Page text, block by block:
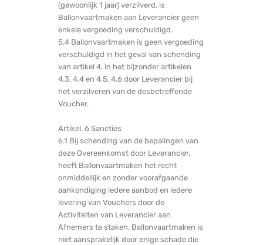
(gewoonlijk 1 jaar) verzilverd, is
Ballonvaartmaken aan Leverancier geen
enkele vergoeding verschuldigd.
5.4 Ballonvaartmaken is geen vergoeding
verschuldigd in het geval van schending
van artikel 4, in het bijzonder artikelen
4.3, 4.4 en 4.5, 4.6 door Leverancier bij
het verzilveren van de desbetreffende
Voucher.
Artikel. 6 Sancties
6.1 Bij schending van de bepalingen van
deze Overeenkomst door Leverancier,
heeft Ballonvaartmaken het recht
onmiddellijk en zonder voorafgaande
aankondiging iedere aanbod en iedere
levering van Vouchers door de
Activiteiten van Leverancier aan
Afnemers te staken. Ballonvaartmaken is
niet aansprakelijk door enige schade die